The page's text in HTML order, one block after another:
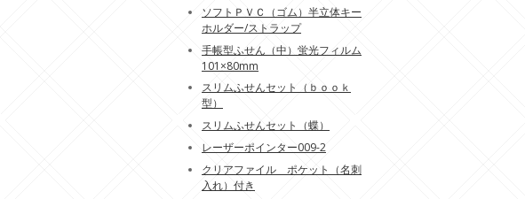
ソフトＰＶＣ（ゴム）半立体キー
ホルダー/ストラップ
手帳型ふせん（中）蛍光フィルム
101×80mm
スリムふせんセット（ｂｏｏｋ
型）
スリムふせんセット（蝶）
レーザーポインター009-2
クリアファイル ポケット（名刺
入れ）付き